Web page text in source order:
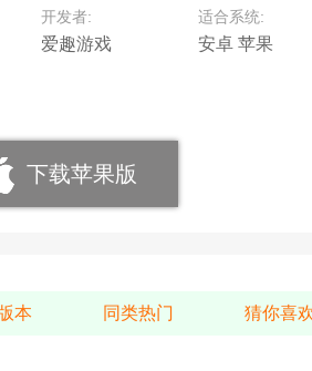
开发者:
爱趣游戏
适合系统:
安卓 苹果
下载苹果版
本 同类热门 猜你喜